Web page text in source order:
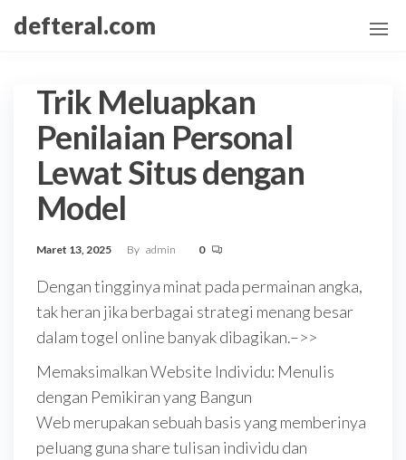
Skip
content
defteral.com
Trik Meluapkan
Penilaian Personal
Lewat Situs dengan
Model
Maret 13, 2025 By admin 0
Dengan tingginya minat pada permainan angka,
tak heran jika berbagai strategi menang besar
dalam togel online banyak dibagikan.–>>
Memaksimalkan Website Individu: Menulis
dengan Pemikiran yang Bangun
Web merupakan sebuah basis yang memberinya
peluang guna share tulisan individu dan